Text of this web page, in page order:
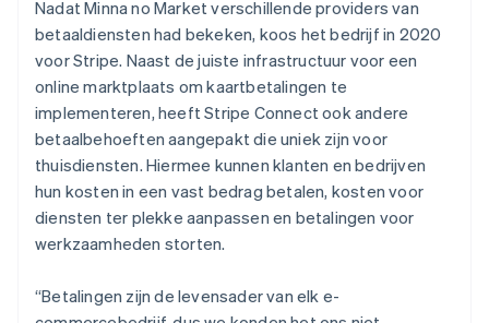
Nadat Minna no Market verschillende providers van
betaaldiensten had bekeken, koos het bedrijf in 2020
voor Stripe. Naast de juiste infrastructuur voor een
online marktplaats om kaartbetalingen te
implementeren, heeft Stripe Connect ook andere
betaalbehoeften aangepakt die uniek zijn voor
thuisdiensten. Hiermee kunnen klanten en bedrijven
hun kosten in een vast bedrag betalen, kosten voor
diensten ter plekke aanpassen en betalingen voor
werkzaamheden storten.
“Betalingen zijn de levensader van elk e-